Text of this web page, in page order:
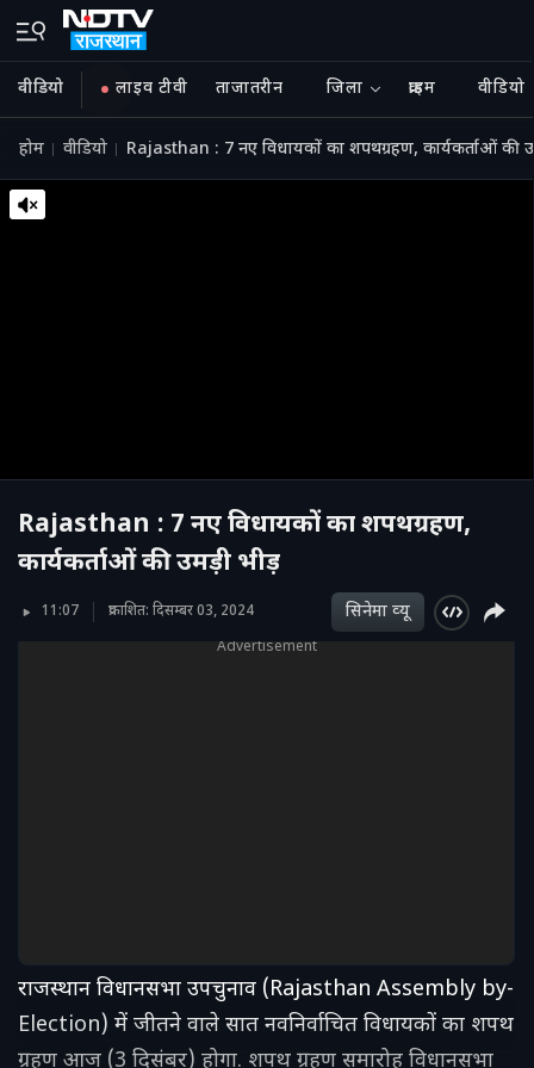
वीडियो लाइव टीवी ताजातरीन जिला क्राइम वीडियो
होम वीडियो Rajasthan : 7 नए विधायकों का शपथग्रहण, कार्यकर्ताओं की
Rajasthan : 7 नए विधायकों का शपथग्रहण,
कार्यकर्ताओं की उमड़ी भीड़
11:07 प्रकाशित: दिसम्बर 03, 2024 सिनेमा व्‍यू
Advertisement
राजस्थान विधानसभा उपचुनाव (Rajasthan Assembly by-
Election) में जीतने वाले सात नवनिर्वाचित विधायकों का शपथ
ग्रहण आज (3 दिसंबर) होगा. शपथ ग्रहण समारोह विधानसभा